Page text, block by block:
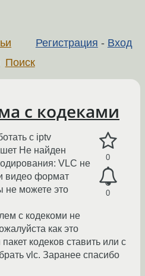
Регистрация - Вход
Поиск
с кодеками
0
0
с iptv
Не найден
VLC не
видео формат
не можете это
с кодекоми не
как это
кодеков ставить или с
vlc. Заранее спасибо